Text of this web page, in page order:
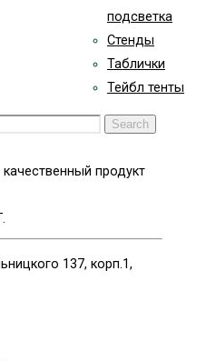
подсветка
Стенды
Таблички
Тейбл тенты
Search
продукт
137, корп.1,